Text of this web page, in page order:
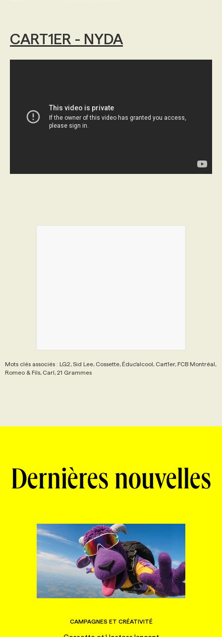
CART1ER - NYDA
Mots clés associés : LG2, Sid Lee, Cossette, Éduc'alcool, Cart1er, FCB Montréal,
Romeo & Fils, Carl, 21 Grammes
Dernières nouvelles
CAMPAGNES ET CRÉATIVITÉ